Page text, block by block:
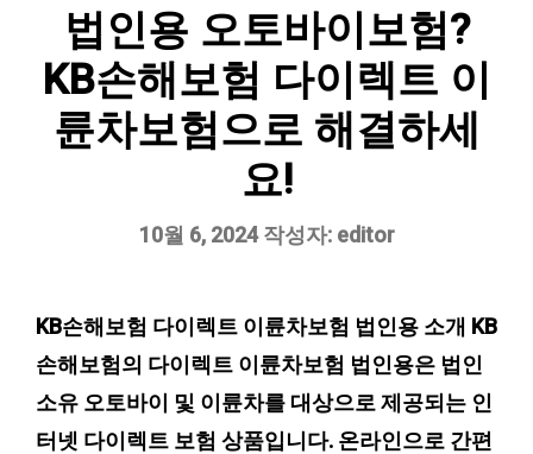
법인용 오토바이보험?
KB손해보험 다이렉트 이
륜차보험으로 해결하세
요!
10월 6, 2024 작성자: editor
KB손해보험 다이렉트 이륜차보험 법인용 소개 KB
손해보험의 다이렉트 이륜차보험 법인용은 법인
소유 오토바이 및 이륜차를 대상으로 제공되는 인
터넷 다이렉트 보험 상품입니다. 온라인으로 간편